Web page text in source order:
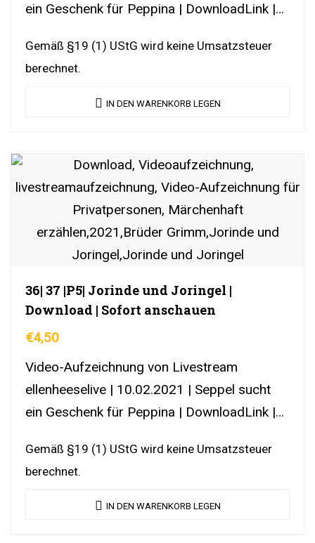
ein Geschenk für Peppina | DownloadLink |
Gemäß §19 (1) UStG wird keine Umsatzsteuer
berechnet.
IN DEN WARENKORB LEGEN
36| 37 |P5| Jorinde und Joringel |
Download | Sofort anschauen
€4,50
Video-Aufzeichnung von Livestream
ellenheeselive | 10.02.2021 | Seppel sucht
ein Geschenk für Peppina | DownloadLink |
Gemäß §19 (1) UStG wird keine Umsatzsteuer
berechnet.
IN DEN WARENKORB LEGEN